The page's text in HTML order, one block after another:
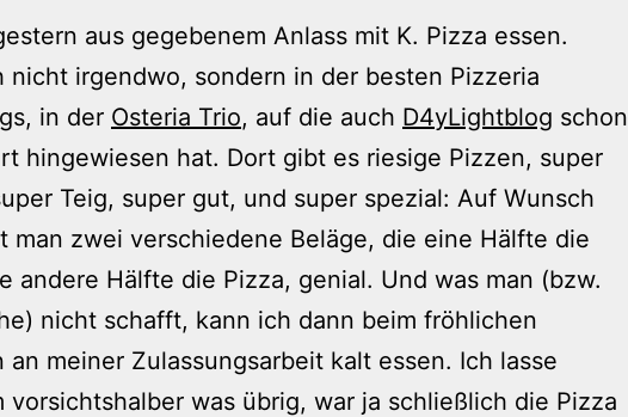
aus gegebenem Anlass mit K. Pizza essen.
nicht irgendwo, sondern in der besten Pizzeria
in der Osteria Trio, auf die auch D4yLightblog schon
hingewiesen hat. Dort gibt es riesige Pizzen, super
Teig, super gut, und super spezial: Auf Wunsch
man zwei verschiedene Beläge, die eine Hälfte die
andere Hälfte die Pizza, genial. Und was man (bzw.
nicht schafft, kann ich dann beim fröhlichen
an meiner Zulassungsarbeit kalt essen. Ich lasse
vorsichtshalber was übrig, war ja schließlich die Pizza